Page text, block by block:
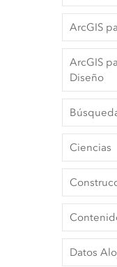
ArcGIS
ArcGIS
Diseño
Ciencias
Datos